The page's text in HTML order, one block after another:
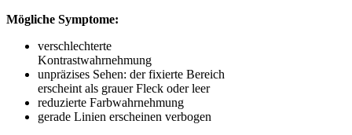
Mögliche Symptome:
verschlechterte
Kontrastwahrnehmung
unpräzises Sehen: der fixierte Bereich
erscheint als grauer Fleck oder leer
reduzierte Farbwahrnehmung
gerade Linien erscheinen verbogen